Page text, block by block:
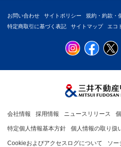
お問い合わせ サイトポリシー
規約・約款・
特定商取引に基づく表記
サイトマップ エコ
会社情報 採用情報 ニュースリリース
特定個人情報基本方針 個人情報の取り扱
Cookieおよびアクセスログについて ソー